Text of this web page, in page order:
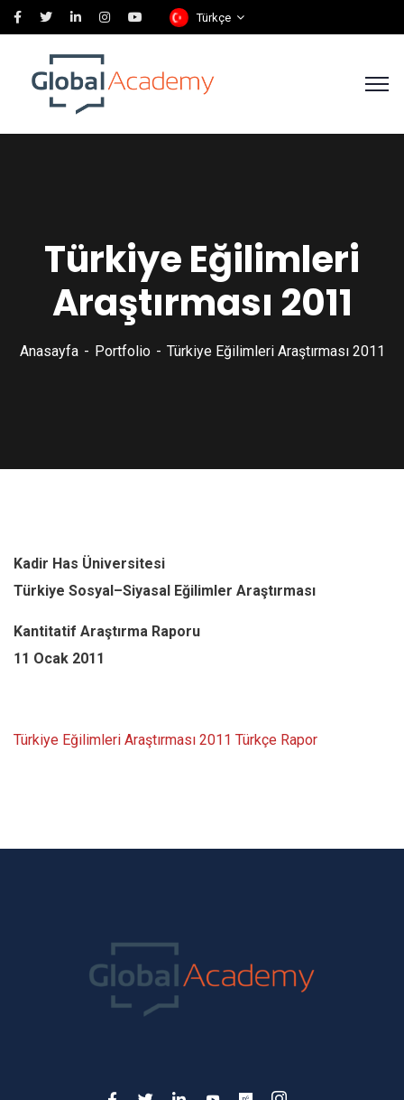
Türkçe
Türkiye Eğilimleri
Araştırması 2011
Anasayfa Portfolio Türkiye Eğilimleri Araştırması 2011
Kadir Has Üniversitesi
Türkiye Sosyal–Siyasal Eğilimler Araştırması
Kantitatif Araştırma Raporu
11 Ocak 2011
Türkiye Eğilimleri Araştırması 2011 Türkçe Rapor